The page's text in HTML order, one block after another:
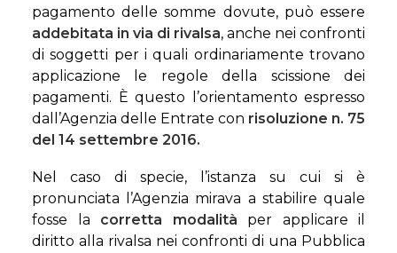
pagamento delle somme dovute, può essere
addebitata in via di rivalsa, anche nei confronti
di soggetti per i quali ordinariamente trovano
applicazione le regole della scissione dei
pagamenti. È questo l’orientamento espresso
dall’Agenzia delle Entrate con risoluzione n. 75
del 14 settembre 2016.
Nel caso di specie, l’istanza su cui si è
pronunciata l’Agenzia mirava a stabilire quale
fosse la corretta modalità per applicare il
diritto alla rivalsa nei confronti di una Pubblica